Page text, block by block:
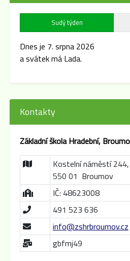
Sudý týden
Dnes je 7. srpna 2026
a svátek má Lada.
Kontakty
Základní škola Hradební,
Kostelní náměstí 244,
550 01 Broumov
IČ: 48623008
491 523 636
info@zshrbroumov.cz
gbfmj49